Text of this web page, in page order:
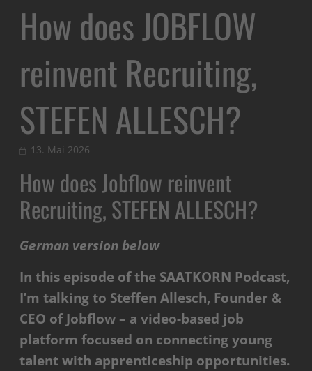
How does JOBFLOW
reinvent Recruiting,
STEFEN ALLESCH?
13. Mai 2026
How does Jobflow reinvent
Recruiting, STEFEN ALLESCH?
German version below
In this episode of the SAATKORN Podcast,
I’m talking to Steffen Allesch, Founder &
CEO of Jobflow – a video-based job
platform focused on connecting young
talent with apprenticeship opportunities.